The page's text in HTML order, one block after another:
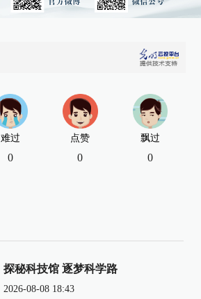
难过
0
点赞
0
飘过
0
探秘科技馆 逐梦科学路
2026-08-08 18:43